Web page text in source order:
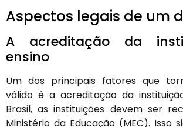
Aspectos legais de um
A acreditação da
ensino
Um dos principais fatores que
válido é a acreditação da
Brasil, as instituições devem ser
Ministério da Educação (MEC). Isso